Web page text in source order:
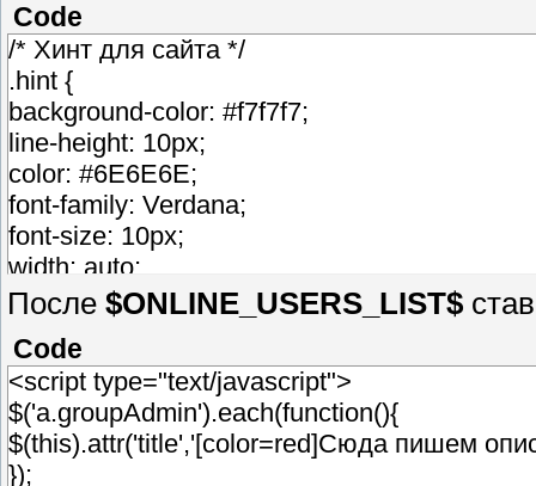
Code
/* Хинт для сайта */
.hint {
background-color: #f7f7f7;
line-height: 10px;
color: #6E6E6E;
font-family: Verdana;
font-size: 10px;
width: auto;
border:1px solid #6E6E6E;
padding: 8px;
position: absolute;
visibility: hidden;}
/* Хинт для сайта */
После $ONLINE_USERS_LIST$
Code
<script type="text/javascript">
$('a.groupAdmin').each(function(){
$(this).attr('title','[color=red]Сюда пишем
});